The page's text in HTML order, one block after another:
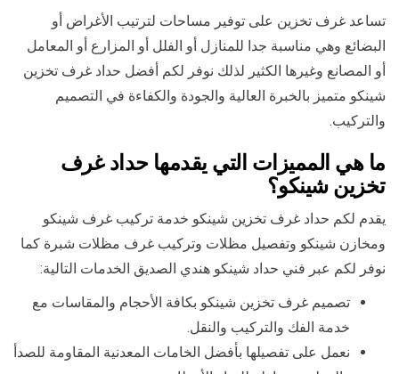
تساعد غرف تخزين على توفير مساحات لترتيب الأغراض أو
البضائع وهي مناسبة جدا للمنازل أو الفلل أو المزارع أو المعامل
أو المصانع وغيرها الكثير لذلك نوفر لكم أفضل حداد غرف تخزين
شينكو متميز بالخبرة العالية والجودة والكفاءة في التصميم
والتركيب.
ما هي المميزات التي يقدمها حداد غرف
تخزين شينكو؟
يقدم لكم حداد غرف تخزين شينكو خدمة تركيب غرف شينكو
ومخازن شينكو وتفصيل مظلات وتركيب غرف مظلات شبرة كما
نوفر لكم عبر فني حداد شينكو هندي الصديق الخدمات التالية:
تصميم غرف تخزين شينكو بكافة الأحجام والمقاسات مع
خدمة الفك والتركيب والنقل.
نعمل على تفصيلها بأفضل الخامات المعدنية المقاومة للصدأ